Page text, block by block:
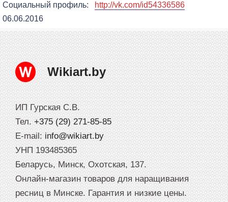
Социальный профиль:
http://vk.com/id54336586
06.06.2016
Wikiart.by
ИП Гурская С.В.
Тел.+375 (29) 271-85-85
E-mail: info@wikiart.by
УНП 193485365
Беларусь, Минск, Охотская, 137.
Онлайн-магазин товаров для наращивания
ресниц в Минске. Гарантия и низкие цены.